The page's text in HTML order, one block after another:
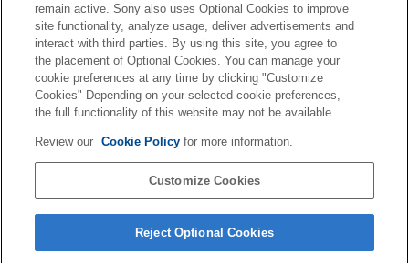
カメラの電源OFF中に接続する
スマートフォンから位置情報を取得する
パソコンでできること
クラウドサービスを利用する
故障かな？と思ったら
remain active. Sony also uses Optional Cookies to improve
site functionality, analyze usage, deliver advertisements and
interact with third parties. By using this site, you agree to
the placement of Optional Cookies. You can manage your
cookie preferences at any time by clicking "Customize
Cookies" Depending on your selected cookie preferences,
the full functionality of this website may not be available.
Review our Cookie Policyfor more information.
Customize Cookies
Reject Optional Cookies